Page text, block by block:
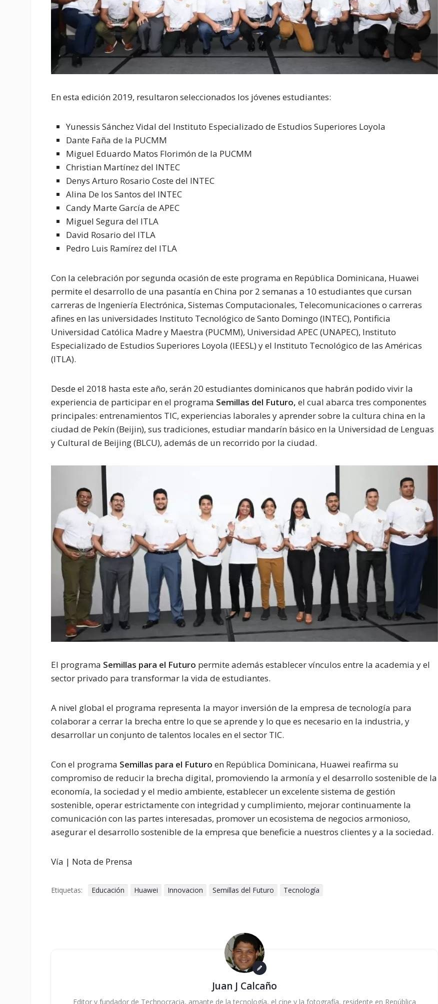
En esta edición 2019, resultaron seleccionados los jóvenes estudiantes:
Yunessis Sánchez Vidal del Instituto Especializado de Estudios Superiores Loyola
Dante Faña de la PUCMM
Miguel Eduardo Matos Florimón de la PUCMM
Christian Martínez del INTEC
Denys Arturo Rosario Coste del INTEC
Alina De los Santos del INTEC
Candy Marte García de APEC
Miguel Segura del ITLA
David Rosario del ITLA
Pedro Luis Ramírez del ITLA
Con la celebración por segunda ocasión de este programa en República Dominicana, Huawei
permite el desarrollo de una pasantía en China por 2 semanas a 10 estudiantes que cursan
carreras de Ingeniería Electrónica, Sistemas Computacionales, Telecomunicaciones o carreras
afines en las universidades Instituto Tecnológico de Santo Domingo (INTEC), Pontificia
Universidad Católica Madre y Maestra (PUCMM), Universidad APEC (UNAPEC), Instituto
Especializado de Estudios Superiores Loyola (IEESL) y el Instituto Tecnológico de las Américas
(ITLA).
Desde el 2018 hasta este año, serán 20 estudiantes dominicanos que habrán podido vivir la
experiencia de participar en el programa Semillas del Futuro, el cual abarca tres componentes
principales: entrenamientos TIC, experiencias laborales y aprender sobre la cultura china en la
ciudad de Pekín (Beijin), sus tradiciones, estudiar mandarín básico en la Universidad de Lenguas
y Cultural de Beijing (BLCU), además de un recorrido por la ciudad.
El programa Semillas para el Futuro permite además establecer vínculos entre la academia y el
sector privado para transformar la vida de estudiantes.
A nivel global el programa representa la mayor inversión de la empresa de tecnología para
colaborar a cerrar la brecha entre lo que se aprende y lo que es necesario en la industria, y
desarrollar un conjunto de talentos locales en el sector TIC.
Con el programa Semillas para el Futuro en República Dominicana, Huawei reafirma su
compromiso de reducir la brecha digital, promoviendo la armonía y el desarrollo sostenible de la
economía, la sociedad y el medio ambiente, establecer un excelente sistema de gestión
sostenible, operar estrictamente con integridad y cumplimiento, mejorar continuamente la
comunicación con las partes interesadas, promover un ecosistema de negocios armonioso,
asegurar el desarrollo sostenible de la empresa que beneficie a nuestros clientes y a la sociedad.
Vía | Nota de Prensa
Etiquetas: Educación Huawei Innovacion Semillas del Futuro Tecnología
Juan J Calcaño
Editor y fundador de Technocracia, amante de la tecnología, el cine y la fotografía, residente en República